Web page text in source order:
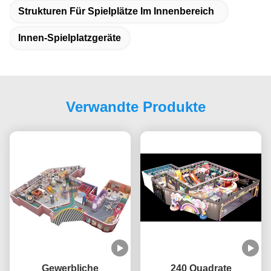
Strukturen Für Spielplätze Im Innenbereich
Innen-Spielplatzgeräte
Verwandte Produkte
Gewerbliche
240 Quadrate